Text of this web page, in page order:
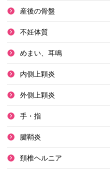
産後の骨盤
不妊体質
めまい、耳鳴
内側上顆炎
外側上顆炎
手・指
腱鞘炎
頚椎ヘルニア